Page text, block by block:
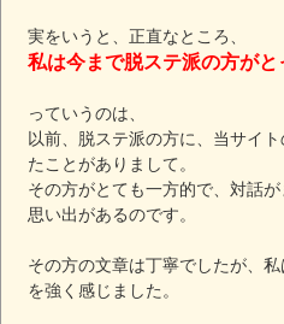
実をいうと、正直なところ、
私は今まで脱ステ派の方がと
っていうのは、
以前、脱ステ派の方に、当サイ
たことがありまして。
その方がとても一方的で、対話
思い出があるのです。
その方の文章は丁寧でしたが、
を強く感じました。